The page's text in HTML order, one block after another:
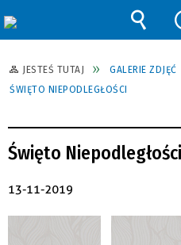
JESTEŚ TUTAJ GALERIE ZDJĘĆ
ŚWIĘTO NIEPODLEGŁOŚCI
Święto Niepodległości
13-11-2019